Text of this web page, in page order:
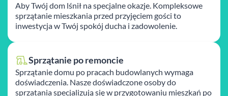
Aby Twój dom lśnił na specjalne okazje. Kompleksowe
sprzątanie mieszkania przed przyjęciem gości to
inwestycja w Twój spokój ducha i zadowolenie.
Sprzątanie po remoncie
Sprzątanie domu po pracach budowlanych wymaga
doświadczenia. Nasze doświadczone osoby do
sprzatania specjalizują się w przygotowaniu mieszkań po